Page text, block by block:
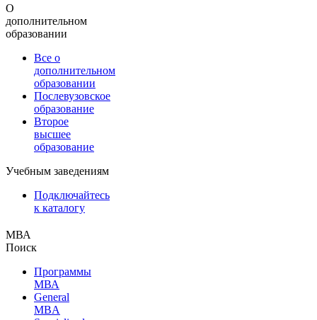
О
дополнительном
образовании
Все о
дополнительном
образовании
Послевузовское
образование
Второе
высшее
образование
Учебным заведениям
Подключайтесь
к каталогу
МВА
Поиск
Программы
МВА
General
MBA